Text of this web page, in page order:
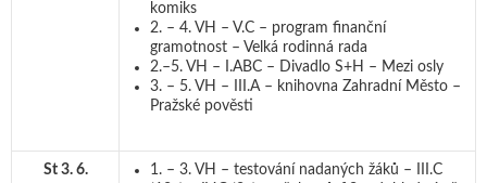
komiks
2. – 4. VH – V.C – program finanční
gramotnost – Velká rodinná rada
2.–5. VH – I.ABC – Divadlo S+H – Mezi osly
3. – 5. VH – III.A – knihovna Zahradní Město –
Pražské pověsti
St 3. 6.
1. – 3. VH – testování nadaných žáků – III.C